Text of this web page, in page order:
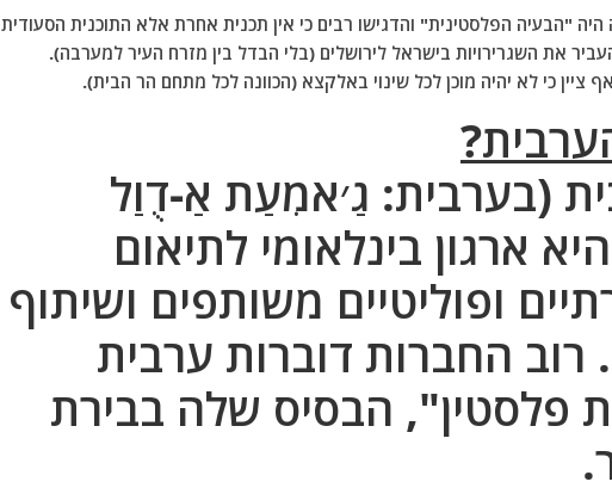
היה "הבעיה הפלסטינית" והדגישו רבים כי אין תכנית אחרת אלא התוכנית הסעודית
את השגרירויות בישראל לירושלים (בלי הבדל בין מזרח העיר למערבה).
כי לא יהיה מוכן לכל שינוי באלקצא (הכוונה לכל מתחם הר הבית).
(בערבית: גַ׳אמִעַת אַ-דֻוַל
ארגון בינלאומי לתיאום
ופוליטיים משותפים ושיתוף
רוב החברות דוברות ערבית
פלסטין", הבסיס שלה בבירת